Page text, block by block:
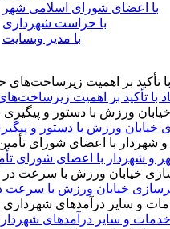
با اعضای شورای اسلامی شهر
با حراست شهرداری
با مدیر وبسایت
با تأکید بر اهمیت
خیابان ورزش با دستور و
شهردار با اعضای شورای
خیابان ورزش با سرعت
و سایر درآمدهای شهرداری